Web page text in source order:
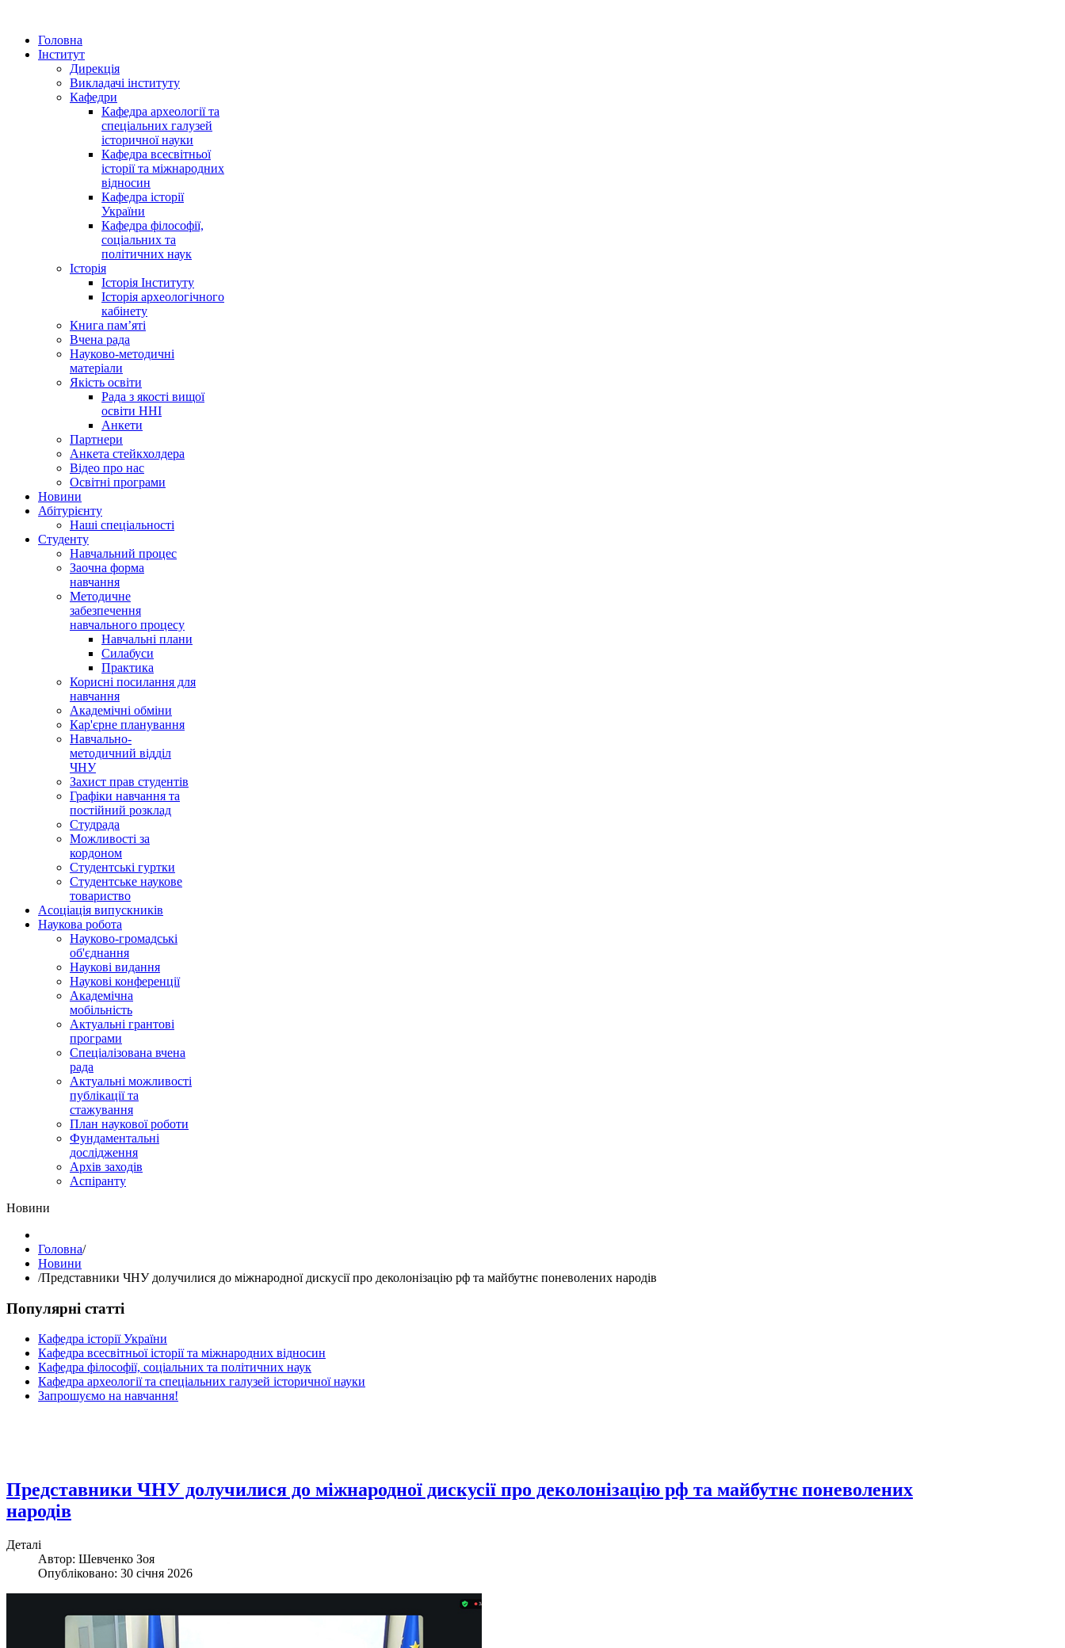
Головна
Інститут
Дирекція
Викладачі інституту
Кафедри
Кафедра археології та
спеціальних галузей
історичної науки
Кафедра всесвітньої
історії та міжнародних
відносин
Кафедра історії
України
Кафедра філософії,
соціальних та
політичних наук
Історія
Історія Інституту
Історія археологічного
кабінету
Книга памʼяті
Вчена рада
Науково-методичні
матеріали
Якість освіти
Рада з якості вищої
освіти ННІ
Анкети
Партнери
Анкета стейкхолдера
Відео про нас
Освітні програми
Hовини
Абітурієнту
Наші спеціальності
Студенту
Навчальний процес
Заочна форма
навчання
Методичне
забезпечення
навчального процесу
Навчальні плани
Силабуси
Практика
Корисні посилання для
навчання
Академічні обміни
Кар'єрне планування
Навчально-
методичний відділ
ЧНУ
Захист прав студентів
Графіки навчання та
постійний розклад
Студрада
Можливості за
кордоном
Студентські гуртки
Студентське наукове
товариство
Асоціація випускників
Наукова робота
Науково-громадські
об'єднання
Наукові видання
Наукові конференції
Академічна
мобільність
Актуальні грантові
програми
Спеціалізована вчена
рада
Актуальні можливості
публікації та
стажування
План наукової роботи
Фундаментальні
дослідження
Архів заходів
Аспіранту
Hовини
Головна/
Hовини
/Представники ЧНУ долучилися до міжнародної дискусії про деколонізацію рф та майбутнє поневолених народів
Популярні статті
Кафедра історії України
Кафедра всесвітньої історії та міжнародних відносин
Кафедра філософії, соціальних та політичних наук
Кафедра археології та спеціальних галузей історичної науки
Запрошуємо на навчання!
Представники ЧНУ долучилися до міжнародної дискусії про деколонізацію рф та майбутнє поневолених
народів
Деталі
Автор: Шевченко Зоя
Опубліковано: 30 січня 2026